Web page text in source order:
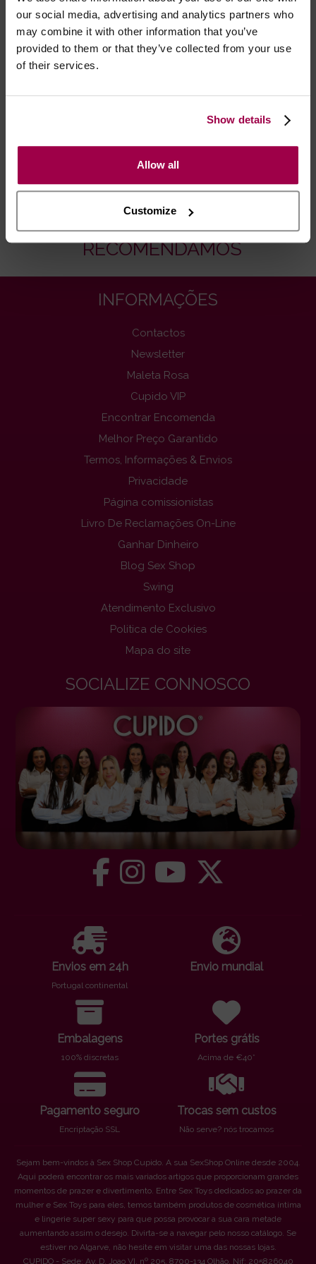
our social media, advertising and analytics partners who
may combine it with other information that you’ve
provided to them or that they’ve collected from your use
of their services.
Show details
Allow all
Customize
Marca:Pipedream
- Embalagens 100% discretas
- *Entrega em 24 horas para pedidos antes das 16:00 h.
artigos em stock. Portes gratis depende do país de envio.
Possibilidade de atraso em épocas festivas.
RECOMENDAMOS
INFORMAÇÕES
Contactos
Newsletter
Maleta Rosa
Cupido VIP
Encontrar Encomenda
Melhor Preço Garantido
Termos, Informações & Envios
Privacidade
Página comissionistas
Livro De Reclamações On-Line
Ganhar Dinheiro
Blog Sex Shop
Swing
Atendimento Exclusivo
Politica de Cookies
Mapa do site
SOCIALIZE CONNOSCO
Envios em 24h
Portugal continental
Envio mundial
Embalagens
100% discretas
Portes grátis
Acima de €40*
Pagamento seguro
Encriptação SSL
Trocas sem custos
Não serve? nós trocamos
Sejam bem-vindos à Sex Shop Cupido. A sua SexShop Online desde 2004.
Aqui poderá encontrar os mais variados artigos que proporcionam grandes
momentos de prazer e divertimento. Entre Sex Toys dedicados ao prazer da
mulher e Sex Toys para eles, temos também produtos de cosmética íntima
e lingerie super sexy para que possa provocar a sua cara metade
aumentando assim o desejo. Divirta-se a navegar pelo nosso catálogo. Se
estiver no Algarve, não hesite em visitar uma das nossas lojas.
CUPIDO - Sede: Av. D. Joao VI, nº 205. 8700-134 Olhão. Nif: 205826040